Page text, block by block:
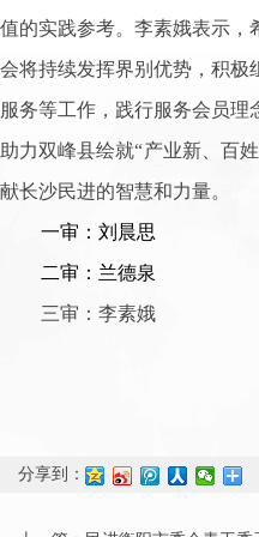
值的实践参考。李素娥表示，
会将持续发挥界别优势，积极
服务等工作，践行服务会员
助力双峰县绘就“产业新、百
献长沙民进的智慧和力量。
一审：刘晨思
二审：兰德泉
三审：李素娥
分享到：